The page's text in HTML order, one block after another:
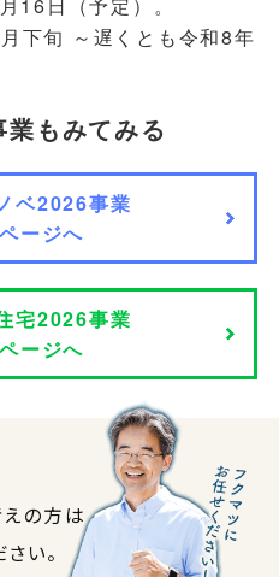
16日（予定）。
下旬 ～遅くとも令和8年
もみてみる
ベ2026事業
ージへ
宅2026事業
ージへ
の方は
い。